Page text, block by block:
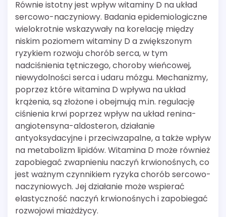
Równie istotny jest wpływ witaminy D na układ
sercowo-naczyniowy. Badania epidemiologiczne
wielokrotnie wskazywały na korelację między
niskim poziomem witaminy D a zwiększonym
ryzykiem rozwoju chorób serca, w tym
nadciśnienia tętniczego, choroby wieńcowej,
niewydolności serca i udaru mózgu. Mechanizmy,
poprzez które witamina D wpływa na układ
krążenia, są złożone i obejmują m.in. regulację
ciśnienia krwi poprzez wpływ na układ renina-
angiotensyna-aldosteron, działanie
antyoksydacyjne i przeciwzapalne, a także wpływ
na metabolizm lipidów. Witamina D może również
zapobiegać zwapnieniu naczyń krwionośnych, co
jest ważnym czynnikiem ryzyka chorób sercowo-
naczyniowych. Jej działanie może wspierać
elastyczność naczyń krwionośnych i zapobiegać
rozwojowi miażdżycy.